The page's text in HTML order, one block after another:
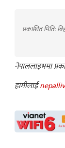
प्रकाशित मिति:
नेपाललाइभमा
हामीलाई